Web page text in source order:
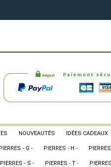
NOUVEAUTÉS IDÉES CADEAUX
- G - PIERRES - H -
PIERRES - S - PIERRES - T -